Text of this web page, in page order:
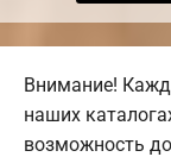
Внимание!
наших
возможность